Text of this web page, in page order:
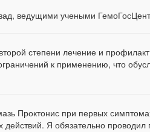
ведущими учеными
степени лечение и
к применению, что
Проктонис при первых
Я обязательно